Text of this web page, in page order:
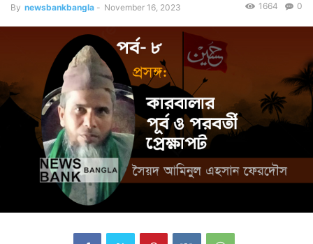
By newsbankbangla - November 16, 2023 0
1664